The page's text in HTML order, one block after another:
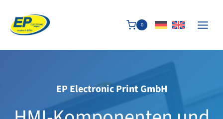
Inhalt
springen
0
EP Electronic Print GmbH